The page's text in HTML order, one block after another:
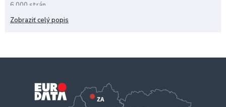
6.000 strán
Zobraziť celý popis